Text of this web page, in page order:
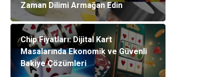
Zaman Dilimi Armağan Edin
Chip Fiyatları: Dijital Kart
Masalarında Ekonomik ve Güvenli
Bakiye Çözümleri